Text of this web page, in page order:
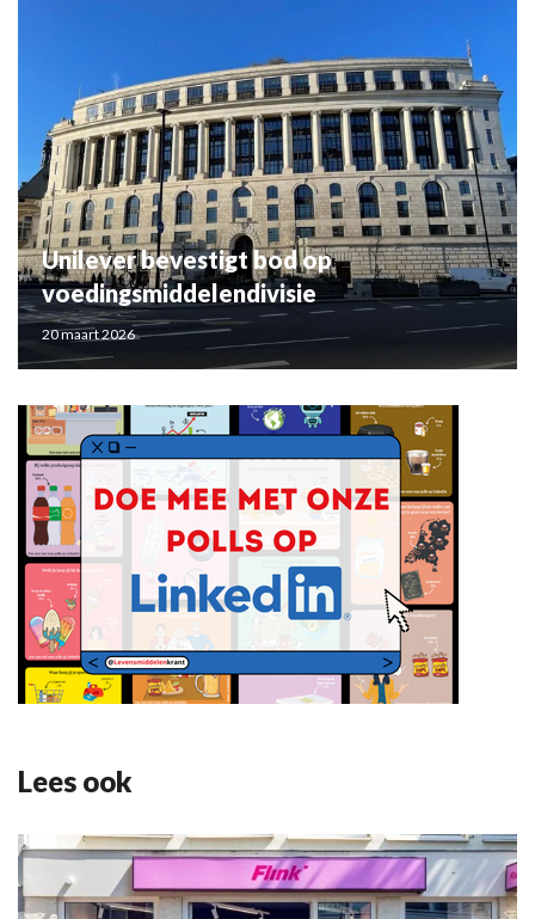
Unilever bevestigt bod op
voedingsmiddelendivisie
20 maart 2026
Lees ook